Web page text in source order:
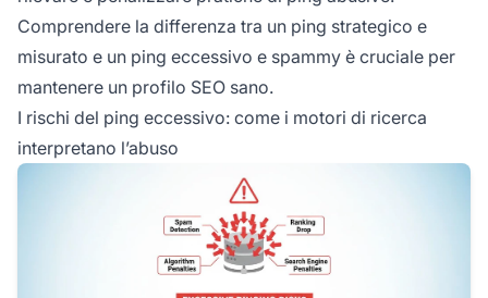
Comprendere la differenza tra un ping strategico e
misurato e un ping eccessivo e spammy è cruciale per
mantenere un profilo SEO sano.
I rischi del ping eccessivo: come i motori di ricerca
interpretano l’abuso